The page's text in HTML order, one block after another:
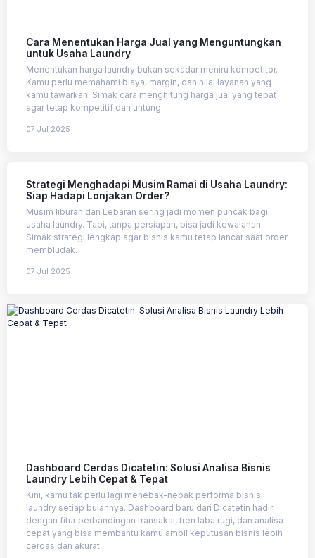
Cara Menentukan Harga Jual yang Menguntungkan
untuk Usaha Laundry
Menentukan harga laundry bukan sekadar meniru kompetitor.
Kamu perlu memahami biaya, margin, dan nilai layanan yang
kamu tawarkan. Simak cara menghitung harga jual yang tepat
agar tetap kompetitif dan untung.
07 Jul 2025
Strategi Menghadapi Musim Ramai di Usaha Laundry:
Siap Hadapi Lonjakan Order?
Musim liburan dan Lebaran sering jadi momen puncak bagi
usaha laundry. Tapi, tanpa persiapan, bisa jadi kewalahan.
Simak strategi lengkap agar bisnis kamu tetap lancar saat order
membludak.
07 Jul 2025
Dashboard Cerdas Dicatetin: Solusi Analisa Bisnis
Laundry Lebih Cepat & Tepat
Kini, kamu tak perlu lagi menebak-nebak performa bisnis
laundry setiap bulannya. Dashboard baru dari Dicatetin hadir
dengan fitur perbandingan transaksi, tren laba rugi, dan analisa
cepat yang bisa membantu kamu ambil keputusan bisnis lebih
cerdas dan akurat.